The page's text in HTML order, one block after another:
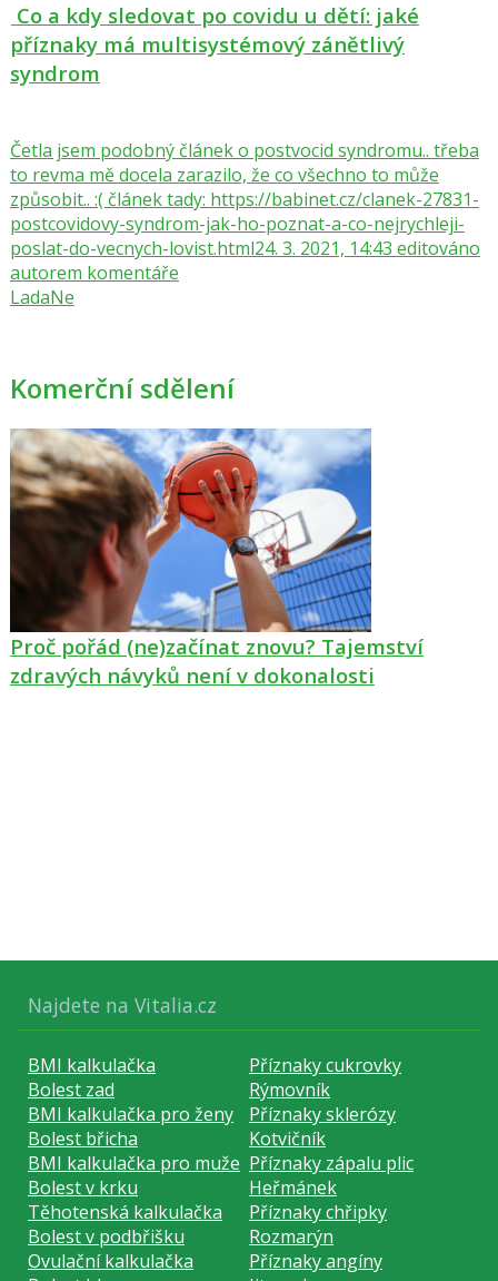
Co a kdy sledovat po covidu u dětí: jaké
příznaky má multisystémový zánětlivý
syndrom
Četla jsem podobný článek o postvocid syndromu.. třeba
to revma mě docela zarazilo, že co všechno to může
způsobit.. :( článek tady: https://babinet.cz/clanek-27831-
postcovidovy-syndrom-jak-ho-poznat-a-co-nejrychleji-
poslat-do-vecnych-lovist.html24. 3. 2021, 14:43 editováno
autorem komentáře
LadaNe
Komerční sdělení
Proč pořád (ne)začínat znovu? Tajemství
zdravých návyků není v dokonalosti
Najdete na Vitalia.cz
BMI kalkulačka
Příznaky cukrovky
Bolest zad
Rýmovník
BMI kalkulačka pro ženy
Příznaky sklerózy
Bolest břicha
Kotvičník
BMI kalkulačka pro muže Příznaky zápalu plic
Bolest v krku
Heřmánek
Těhotenská kalkulačka
Příznaky chřipky
Bolest v podbřišku
Rozmarýn
Ovulační kalkulačka
Příznaky angíny